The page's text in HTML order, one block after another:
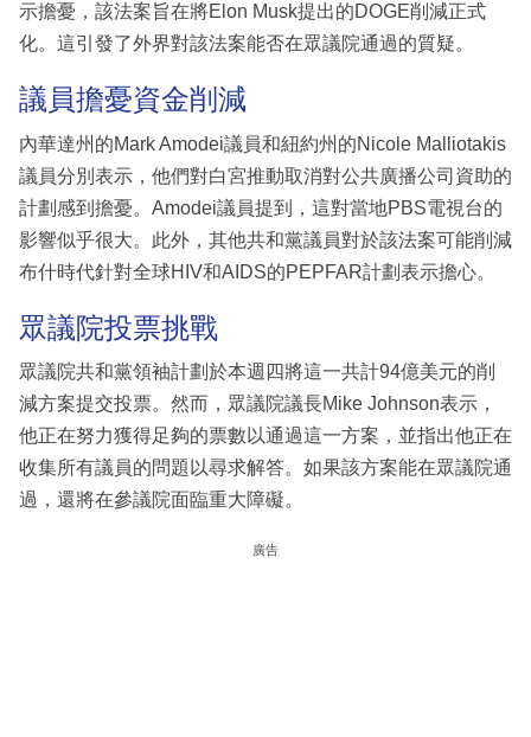
示擔憂，該法案旨在將Elon Musk提出的DOGE削減正式
化。這引發了外界對該法案能否在眾議院通過的質疑。
議員擔憂資金削減
內華達州的Mark Amodei議員和紐約州的Nicole Malliotakis
議員分別表示，他們對白宮推動取消對公共廣播公司資助的
計劃感到擔憂。Amodei議員提到，這對當地PBS電視台的
影響似乎很大。此外，其他共和黨議員對於該法案可能削減
布什時代針對全球HIV和AIDS的PEPFAR計劃表示擔心。
眾議院投票挑戰
眾議院共和黨領袖計劃於本週四將這一共計94億美元的削
減方案提交投票。然而，眾議院議長Mike Johnson表示，
他正在努力獲得足夠的票數以通過這一方案，並指出他正在
收集所有議員的問題以尋求解答。如果該方案能在眾議院通
過，還將在參議院面臨重大障礙。
廣告